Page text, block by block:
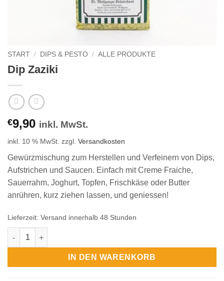
START / DIPS & PESTO / ALLE PRODUKTE
Dip Zaziki
€9,90 inkl. MwSt.
inkl. 10 % MwSt. zzgl. Versandkosten
Gewürzmischung zum Herstellen und Verfeinern von Dips,
Aufstrichen und Saucen. Einfach mit Creme Fraiche,
Sauerrahm, Joghurt, Topfen, Frischkäse oder Butter
anrühren, kurz ziehen lassen, und geniessen!
Lieferzeit: Versand innerhalb 48 Stunden
Dip Zaziki Menge
IN DEN WARENKORB